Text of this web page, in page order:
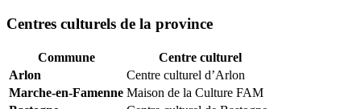
Centres culturels de la province
Commune
Centre culturel
Arlon
Centre culturel d’Arlon
Marche-en-Famenne Maison de la Culture FAM